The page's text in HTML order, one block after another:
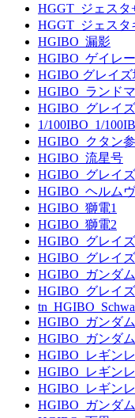
HGGT_ジェスタ
HGGT_ジェスタ
HGIBO_漏影
HGIBO_ゲイレ
HGIBO グレイズ
HGIBO_ランド
HGIBO_グレイ
1/100IBO_1/
HGIBO_クタン
HGIBO_流星号
HGIBO_グレイ
HGIBO_ヘルム
HGIBO_獅電1
HGIBO_獅電2
HGIBO_グレイ
HGIBO_グレイズ
HGIBO_ガンダ
HGIBO_グレイ
HGIBO_ガンダ
HGIBO_ガンダ
HGIBO_レギン
HGIBO_レギン
HGIBO_レギン
HGIBO_ガンダ